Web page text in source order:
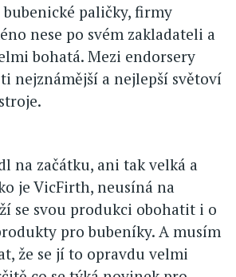
paličky, firmy
nese po svém zakladateli a
bohatá. Mezi endorsery
nejznámější a nejlepší světoví
na začátku, ani tak velká a
je VicFirth, neusíná na
se svou produkci obohatit i o
pro bubeníky. A musím
že se jí to opravdu velmi